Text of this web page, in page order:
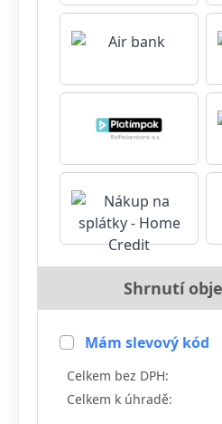
Shrnutí
Mám slevový kód
Celkem bez DPH:
Celkem k úhradě: